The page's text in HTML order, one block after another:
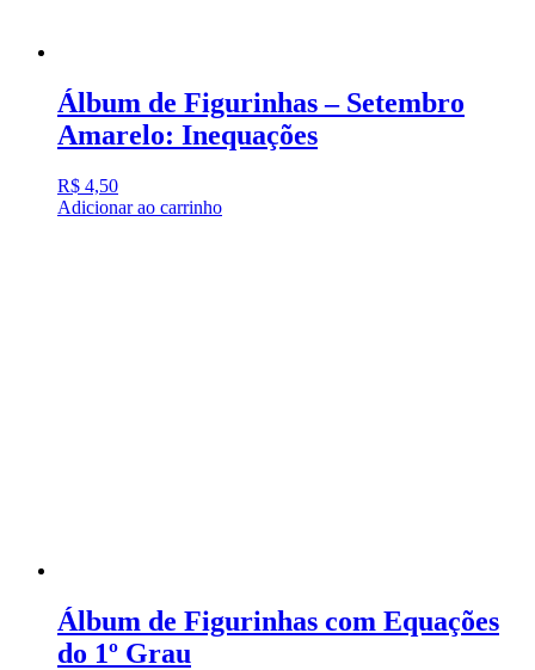
Álbum de Figurinhas – Setembro
Amarelo: Inequações
R$ 4,50
Adicionar ao carrinho
Álbum de Figurinhas com Equações
do 1º Grau